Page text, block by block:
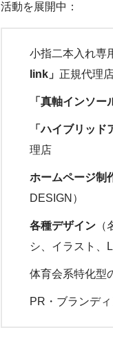
活動を展開中：
小指二本入れ専
link」 正規代理
「真軸インソー
「ハイブリッド
理店
ホームページ制
DESIGN）
各種デザイン（
シ、イラスト、
体育会系特化型
PR・ブランデ